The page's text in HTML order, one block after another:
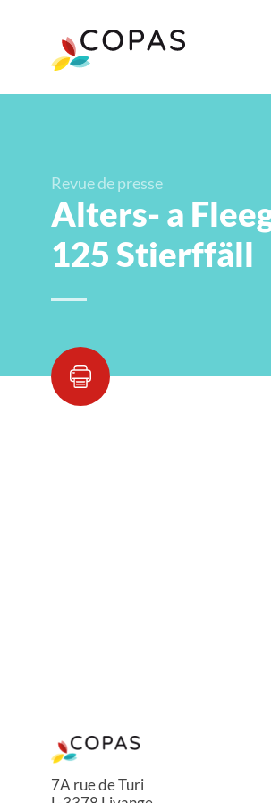
Revue de presse
Alters- a
125 Stierffäll
7A rue de Turi